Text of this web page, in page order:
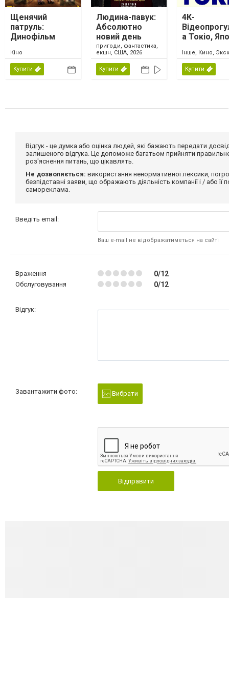
Щенячий
патруль:
Динофільм
Кіно
Купити
Людина-павук:
Абсолютно
новий день
пригоди, фантастика,
екшн, США, 2026
Купити
4К-
а Токіо,
Інше, Кино,
Купити
Відгук - це думка або оцінка людей, які бажають передати
залишеного відгука. Це допоможе багатьом прийняти
роз'яснення питань, що цікавлять.
Не дозволяється: використання ненормативної лексики,
безпідставні заяви, що ображають діяльність компанії і / або
самореклама.
Введіть email:
Ваш e-mail не відображатиметься на сайті
Враження 0/12
Обслуговування 0/12
Відгук:
Завантажити фото: Вибрати
Відправити